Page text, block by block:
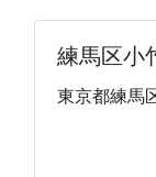
練馬区小
東京都練馬